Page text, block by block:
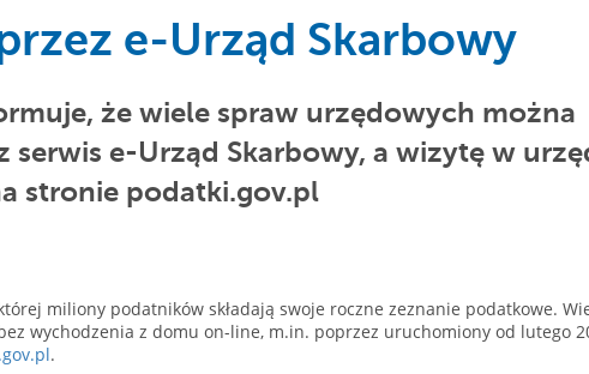
e-Urząd Skarbowy
że wiele spraw urzędowych można
serwis e-Urząd Skarbowy, a wizytę w
stronie podatki.gov.pl
miliony podatników składają swoje roczne zeznanie podatkowe.
wychodzenia z domu on-line, m.in. poprzez uruchomiony od lutego
.